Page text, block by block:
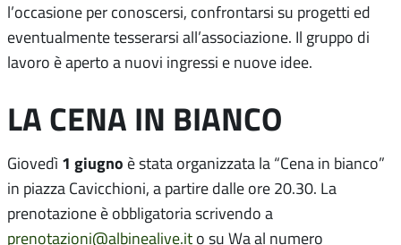
l’occasione per conoscersi, confrontarsi su progetti ed
eventualmente tesserarsi all’associazione. Il gruppo di
lavoro è aperto a nuovi ingressi e nuove idee.
LA CENA IN BIANCO
Giovedì 1 giugno è stata organizzata la “Cena in bianco”
in piazza Cavicchioni, a partire dalle ore 20.30. La
prenotazione è obbligatoria scrivendo a
prenotazioni@albinealive.it o su Wa al numero